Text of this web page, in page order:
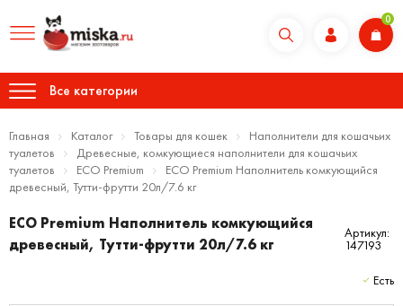
0
Все категории
Главная Каталог Товары для кошек
Наполнители для кошачьих
туалетов
Древесные, комкующиеся наполнители для кошачьих
туалетов
ECO Premium
ECO Premium Наполнитель комкующийся
древесный, Тутти-фрутти 20л/7.6 кг
ECO Premium Наполнитель комкующийся
древесный, Тутти-фрутти 20л/7.6 кг
Артикул:
147193
Есть